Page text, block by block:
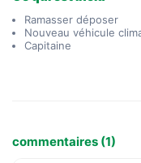
Ramasser déposer
Nouveau véhicule
Capitaine
commentaires (1)